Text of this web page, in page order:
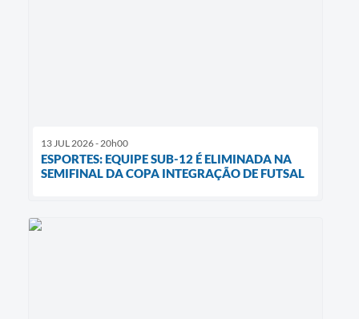
13 JUL 2026 - 20h00
ESPORTES: EQUIPE SUB-12 É ELIMINADA NA
SEMIFINAL DA COPA INTEGRAÇÃO DE FUTSAL